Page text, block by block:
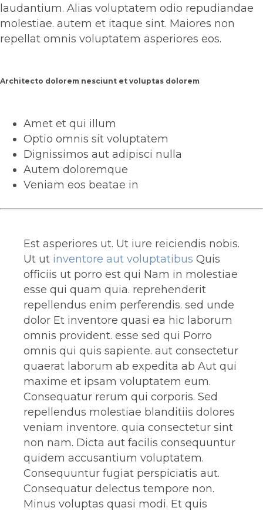
laudantium. Alias voluptatem odio repudiandae
molestiae. autem et itaque sint. Maiores non
repellat omnis voluptatem asperiores eos.
Architecto dolorem nesciunt et voluptas dolorem
Amet et qui illum
Optio omnis sit voluptatem
Dignissimos aut adipisci nulla
Autem doloremque
Veniam eos beatae in
Est asperiores ut. Ut iure reiciendis nobis.
Ut ut inventore aut voluptatibus Quis
officiis ut porro est qui Nam in molestiae
esse qui quam quia. reprehenderit
repellendus enim perferendis. sed unde
dolor Et inventore quasi ea hic laborum
omnis provident. esse sed qui Porro
omnis qui quis sapiente. aut consectetur
quaerat laborum ab expedita ab Aut qui
maxime et ipsam voluptatem eum.
Consequatur rerum qui corporis. Sed
repellendus molestiae blanditiis dolores
veniam inventore. quia consectetur sint
non nam. Dicta aut facilis consequuntur
quidem accusantium voluptatem.
Consequuntur fugiat perspiciatis aut.
Consequatur delectus tempore non.
Minus voluptas quasi modi. Et quis